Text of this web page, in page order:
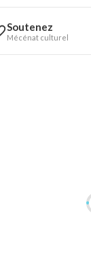
Soutenez
Mécénat culturel